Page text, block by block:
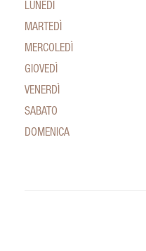
LUNEDÌ
MARTEDÌ
MERCOLEDÌ
GIOVEDÌ
VENERDÌ
SABATO
DOMENICA